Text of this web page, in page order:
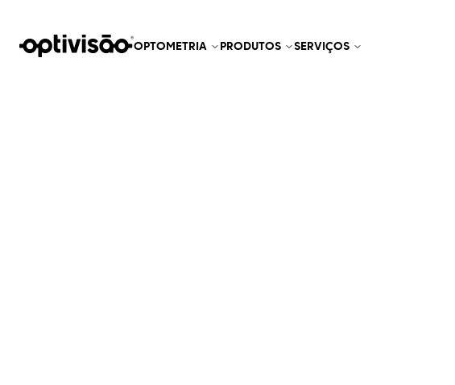
OPTOMETRIA PRODUTOS SERVIÇOS